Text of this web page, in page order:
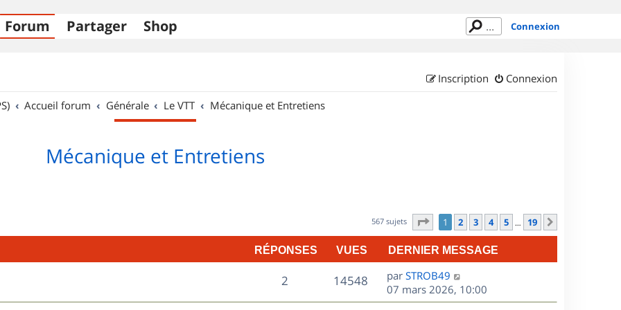
Forum Partager Shop Connexion
Connexion
Inscription
Accueil forum Générale Le VTT Mécanique et Entretiens
Mécanique et Entretiens
567 sujets Page sur19
1 2 3 4 5 … 19
RÉPONSES VUES DERNIER MESSAGE
2R
é
14548V
u
D
e
r
par STROB49
07 mars 2026, 10:00